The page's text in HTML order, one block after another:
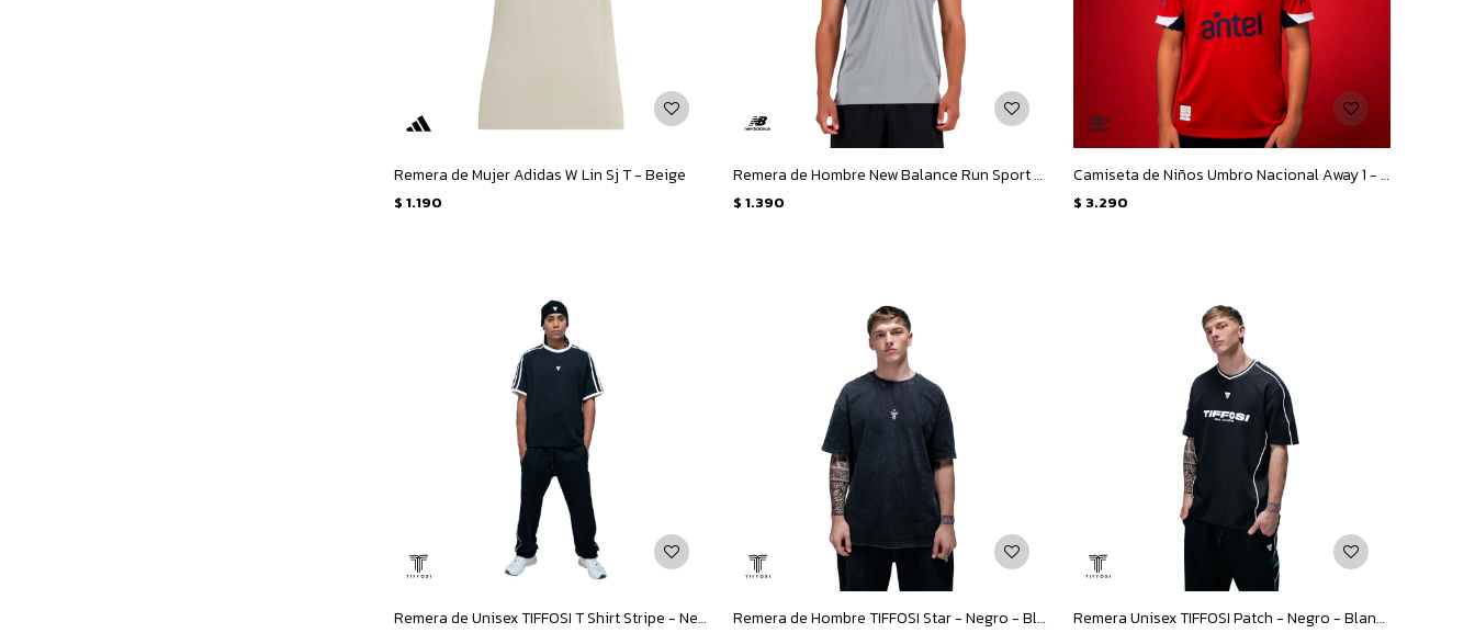
Remera de Mujer Adidas W Lin Sj T - Beige
$ 1.190
Remera de Hombre New Balance Run Sport Essentials Tecnica - Gris
$ 1.390
Camiseta de Niños Umbro Nacional Away 1 - Rojo
$ 3.290
Remera de Unisex TIFFOSI T Shirt Stripe - Negro - Blanco Remera de Hombre TIFFOSI Star - Negro - Blanco Remera Unisex TIFFOSI Patch - Negro - Blanco